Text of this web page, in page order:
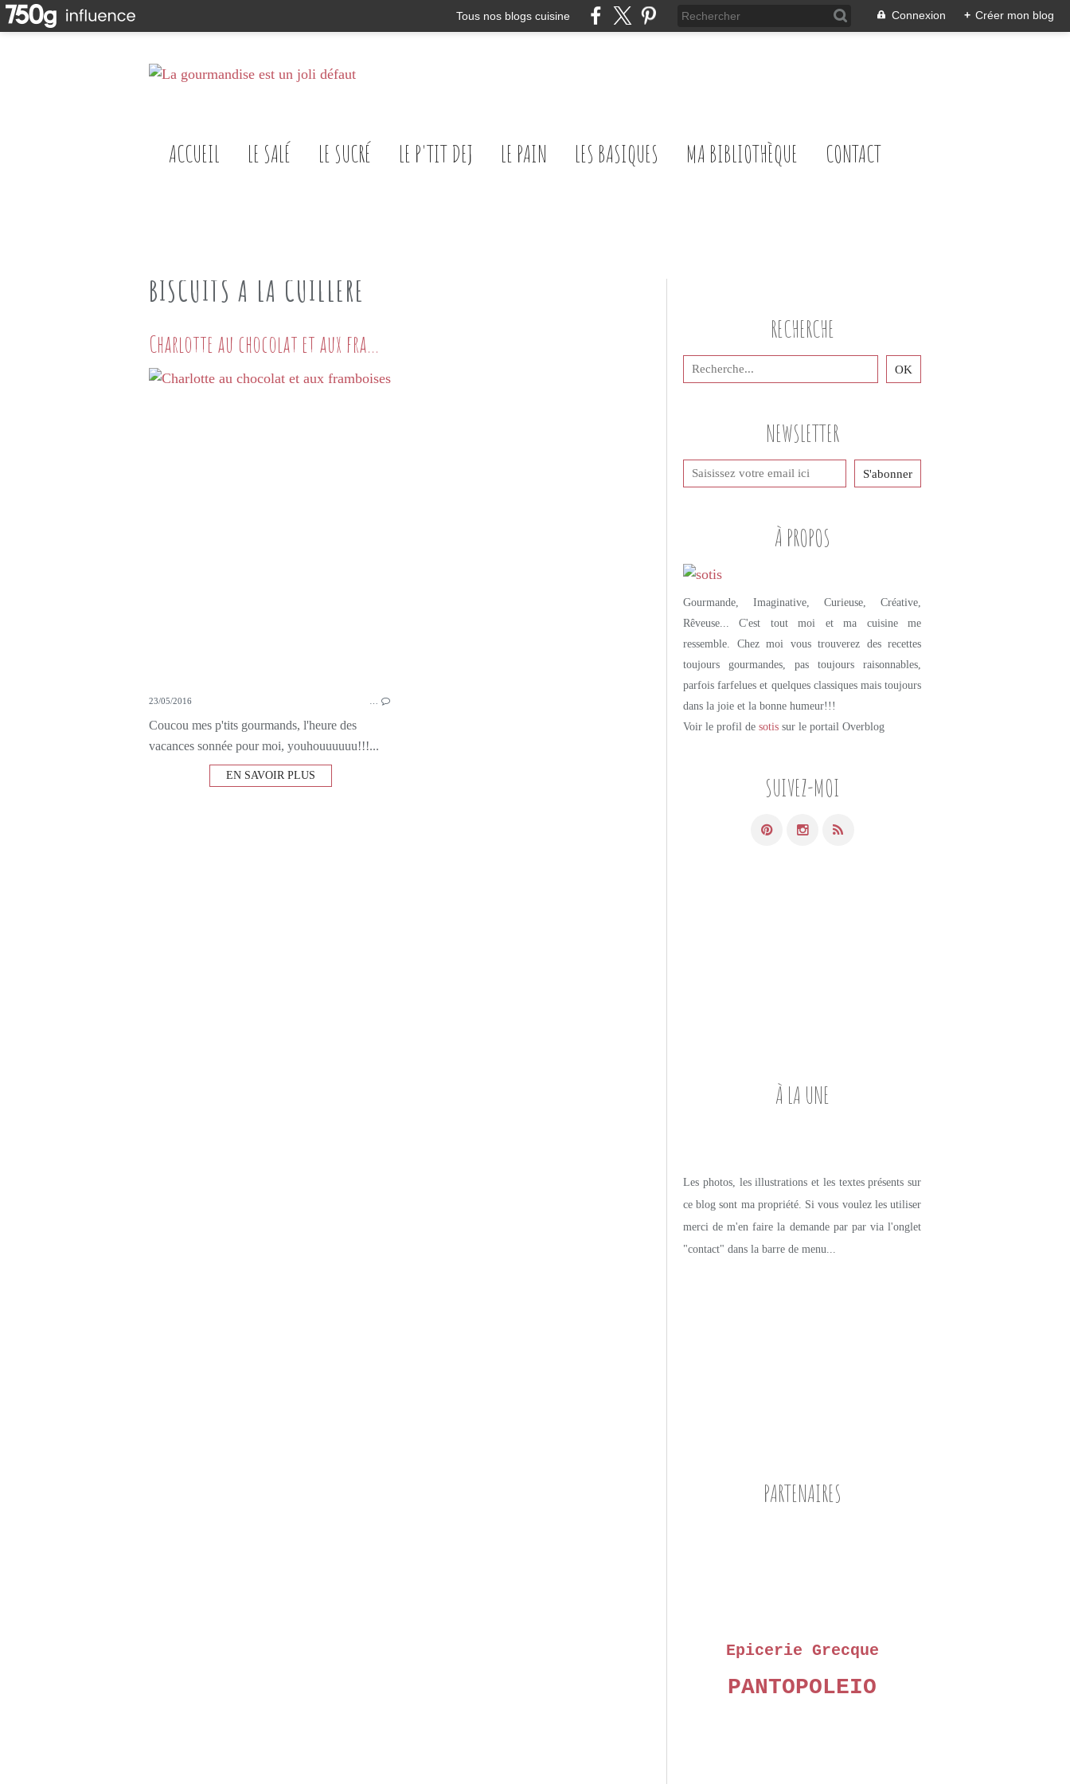
Tous nos blogs cuisine Connexion + Créer mon blog
ACCUEIL LE SALÉ LE SUCRÉ LE P'TIT DEJ LE PAIN LES BASIQUES MA BIBLIOTHÈQUE CONTACT
BISCUITS A LA CUILLERE
Charlotte au chocolat et aux framboises
23/05/2016
Coucou mes p'tits gourmands, l'heure des
vacances sonnée pour moi, youhouuuuuu!!!...
EN SAVOIR PLUS
NEWSLETTER
SUIVEZ-MOI
RECHERCHE
À PROPOS
Gourmande, Imaginative, Curieuse, Créative,
Rêveuse... C'est tout moi et ma cuisine me
ressemble. Chez moi vous trouverez des recettes
toujours gourmandes, pas toujours raisonnables,
parfois farfelues et quelques classiques mais toujours
dans la joie et la bonne humeur!!!
Voir le profil de sotis sur le portail Overblog
À LA UNE
Les photos, les illustrations et les textes présents sur
ce blog sont ma propriété. Si vous voulez les utiliser
merci de m'en faire la demande par par via l'onglet
"contact" dans la barre de menu...
PARTENAIRES
Epicerie Grecque
PANTOPOLEIO